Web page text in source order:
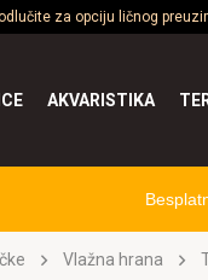
za opciju ličnog
AKVARISTIKA
Vlažna hrana